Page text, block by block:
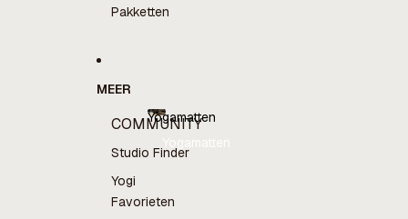
Pakketten
MEER
COMMUNITY
Studio Finder
Yogi
Favorieten
Yogamatten